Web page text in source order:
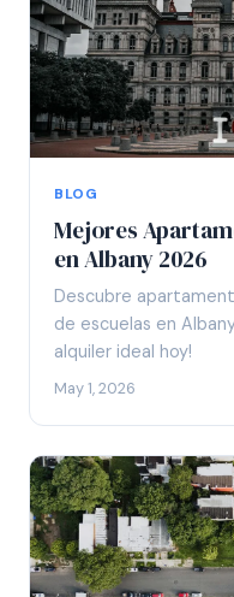
BLOG
Mejores
en Albany 2026
Descubre
de escuelas en
alquiler ideal hoy!
May 1, 2026